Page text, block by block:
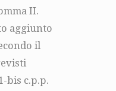
II.
aggiunto
il
bis c.p.p.